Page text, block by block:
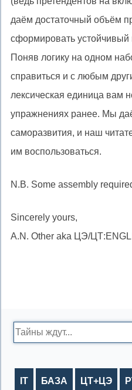
даём достаточный объём
сформировать
Поняв логику на одном
справиться и с любым
лексическая единица вам
упражнениях ранее. Мы
саморазвития, и наш
им воспользоваться.
N.B. Some assembly
Sincerely yours,
A.N. Other aka ЦЭ/
Search:
IT БАЗА ЦТ+ЦЭ